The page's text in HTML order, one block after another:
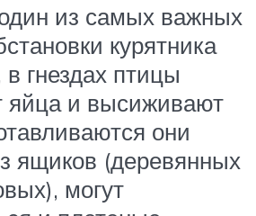
из самых важных
курятника
гнездах птицы
яйца и высиживают
они
ящиков (деревянных
могут